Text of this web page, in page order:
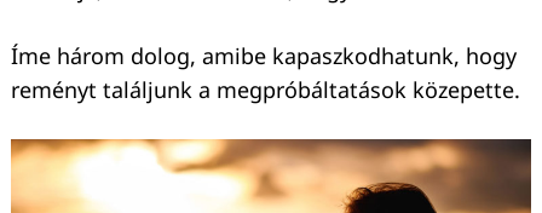
Íme három dolog, amibe kapaszkodhatunk, hogy
reményt találjunk a megpróbáltatások közepette.